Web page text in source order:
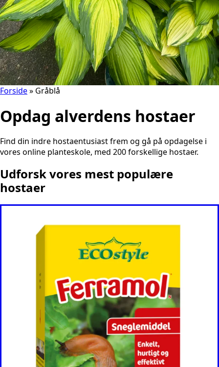
Forside» Gråblå
Opdag alverdens hostaer
Find din indre hostaentusiast frem og gå på opdagelse i
vores online planteskole, med 200 forskellige hostaer.
Udforsk vores mest populære
hostaer